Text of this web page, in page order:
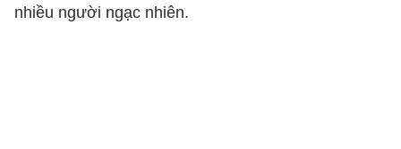
nhiều người ngạc nhiên.